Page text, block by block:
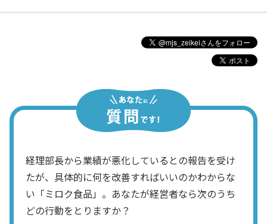
経理部長から業績が悪化しているとの報告を受け
たが、具体的に何を改善すればいいのかわからな
い「ミロク食品」。あなたが経営者なら次のうち
どの行動をとりますか？